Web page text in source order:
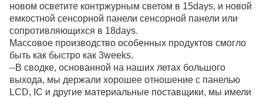
новом осветите контржурным светом в 15days, и новой
емкостной сенсорной панели сенсорной панели или
сопротивляющихся в 18days.
Массовое производство особенных продуктов смогло
быть как быстро как 3weeks.
--В сводке, основанной на наших летах большого
выхода, мы держали хорошее отношение с панелью
LCD, IC и другие материальные поставщики, мы имели